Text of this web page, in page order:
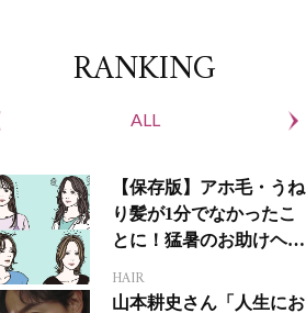
RANKING
ALL
【保存版】アホ毛・うね
り髪が1分でなかったこ
とに！猛暑のお助けヘア
HAIR
山本耕史さん「人生にお